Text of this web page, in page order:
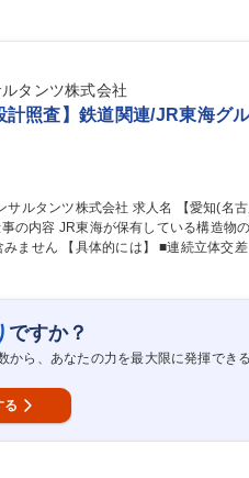
の新設設計 ■単独立体交差（線路下横
タンツ株式会社
計照査】鉄道関連/JR東海グ
古屋)/土木設計照査】鉄道関連/JR東海グルー
線計画、加えて仮設設備
に伴う橋梁の新設設計 ■単独立体交差
ですか？
から、あなたの力を最大限に発揮でき
る